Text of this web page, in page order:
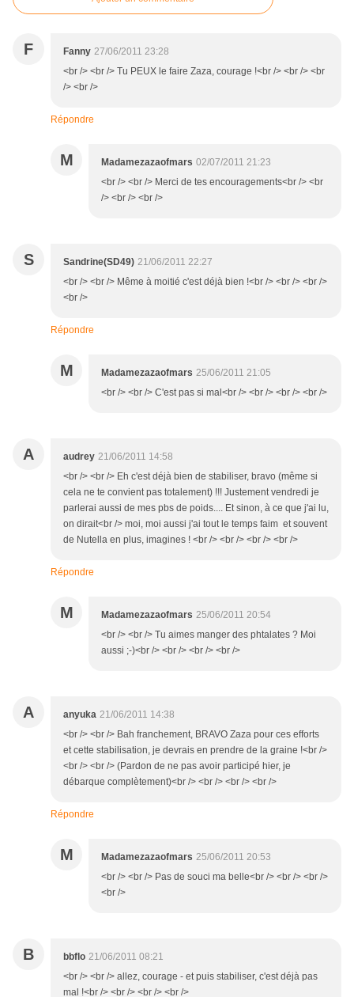
F Fanny 27/06/2011 23:28
<br /> <br /> Tu PEUX le faire Zaza, courage !<br /> <br /> <br
/> <br />
Répondre
M Madamezazaofmars 02/07/2011 21:23
<br /> <br /> Merci de tes encouragements<br /> <br
/> <br /> <br />
S Sandrine(SD49) 21/06/2011 22:27
<br /> <br /> Même à moitié c'est déjà bien !<br /> <br /> <br />
<br />
Répondre
M Madamezazaofmars 25/06/2011 21:05
<br /> <br /> C'est pas si mal<br /> <br /> <br /> <br />
A audrey 21/06/2011 14:58
<br /> <br /> Eh c'est déjà bien de stabiliser, bravo (même si
cela ne te convient pas totalement) !!! Justement vendredi je
parlerai aussi de mes pbs de poids.... Et sinon, à ce que j'ai lu,
on dirait<br /> moi, moi aussi j'ai tout le temps faim et souvent
de Nutella en plus, imagines ! <br /> <br /> <br /> <br />
Répondre
M Madamezazaofmars 25/06/2011 20:54
<br /> <br /> Tu aimes manger des phtalates ? Moi
aussi ;-)<br /> <br /> <br /> <br />
A anyuka 21/06/2011 14:38
<br /> <br /> Bah franchement, BRAVO Zaza pour ces efforts
et cette stabilisation, je devrais en prendre de la graine !<br />
<br /> <br /> (Pardon de ne pas avoir participé hier, je
débarque complètement)<br /> <br /> <br /> <br />
Répondre
M Madamezazaofmars 25/06/2011 20:53
<br /> <br /> Pas de souci ma belle<br /> <br /> <br />
<br />
B bbflo 21/06/2011 08:21
<br /> <br /> allez, courage - et puis stabiliser, c'est déjà pas
mal !<br /> <br /> <br /> <br />